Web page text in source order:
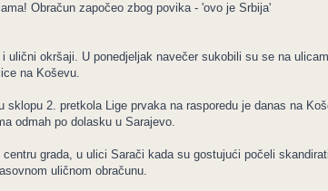
Obračun započeo zbog povika - 'ovo je Srbija'
ulični okršaji. U ponedjeljak navečer sukobili su se na
na Koševu.
sklopu 2. pretkola Lige prvaka na rasporedu je danas na
odmah po dolasku u Sarajevo.
grada, u ulici Sarači kada su gostujući počeli
uličnom obračunu.